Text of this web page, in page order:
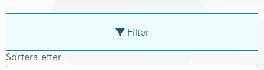
Filter
Sortera efter
Sortera efter